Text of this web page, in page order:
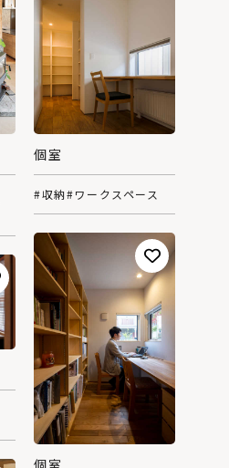
個室
#収納#ワークスペース